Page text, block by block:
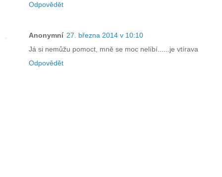
Odpovědět
Anonymní 27. března 2014 v 10:10
Já si nemůžu pomoct, mně se moc nelíbí......je vtírava
Odpovědět